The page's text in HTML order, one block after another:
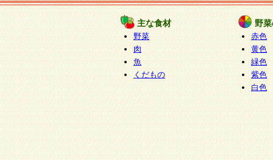
主な食材
野菜
肉
魚
くだもの
野
赤色
黄色
緑色
紫色
白色